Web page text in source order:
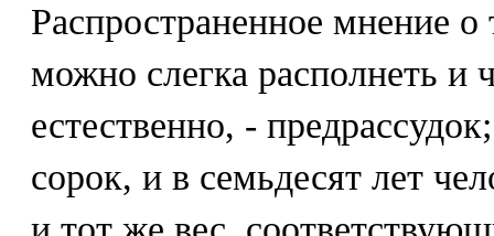
Распространенное мнение о
можно слегка располнеть и
естественно, -
сорок, и в семьдесят лет